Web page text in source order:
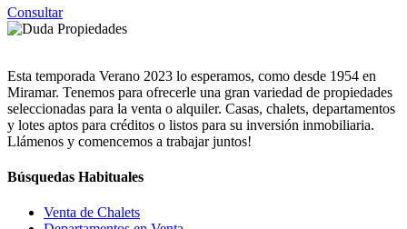
Consultar
Esta temporada Verano 2023 lo esperamos, como desde 1954 en
Miramar. Tenemos para ofrecerle una gran variedad de propiedades
seleccionadas para la venta o alquiler. Casas, chalets, departamentos
y lotes aptos para créditos o listos para su inversión inmobiliaria.
Llámenos y comencemos a trabajar juntos!
Búsquedas Habituales
Venta de Chalets